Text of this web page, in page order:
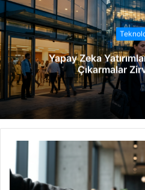
i
t
e
s
i
Yapay Zeka
Çıkarmalar